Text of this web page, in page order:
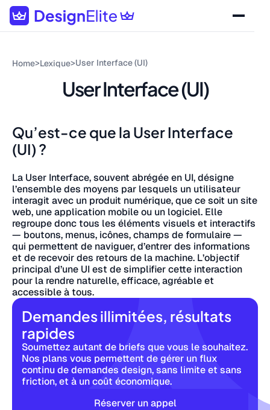
Home>Lexique>User Interface (UI)
User Interface (UI)
Qu’est-ce que la User Interface
(UI) ?
La User Interface, souvent abrégée en UI, désigne
l’ensemble des moyens par lesquels un utilisateur
interagit avec un produit numérique, que ce soit un site
web, une application mobile ou un logiciel. Elle
regroupe donc tous les éléments visuels et interactifs
— boutons, menus, icônes, champs de formulaire —
qui permettent de naviguer, d’entrer des informations
et de recevoir des retours de la machine. L’objectif
principal d’une UI est de simplifier cette interaction
pour la rendre naturelle, efficace, agréable et
accessible à tous.
Demandes illimitées, résultats
rapides
Soumettez autant de briefs que vous le souhaitez.
Nos plans vous permettent de gérer un flux
continu de demandes design, sans limite et sans
friction, et à un coût économique.
Réserver un appel